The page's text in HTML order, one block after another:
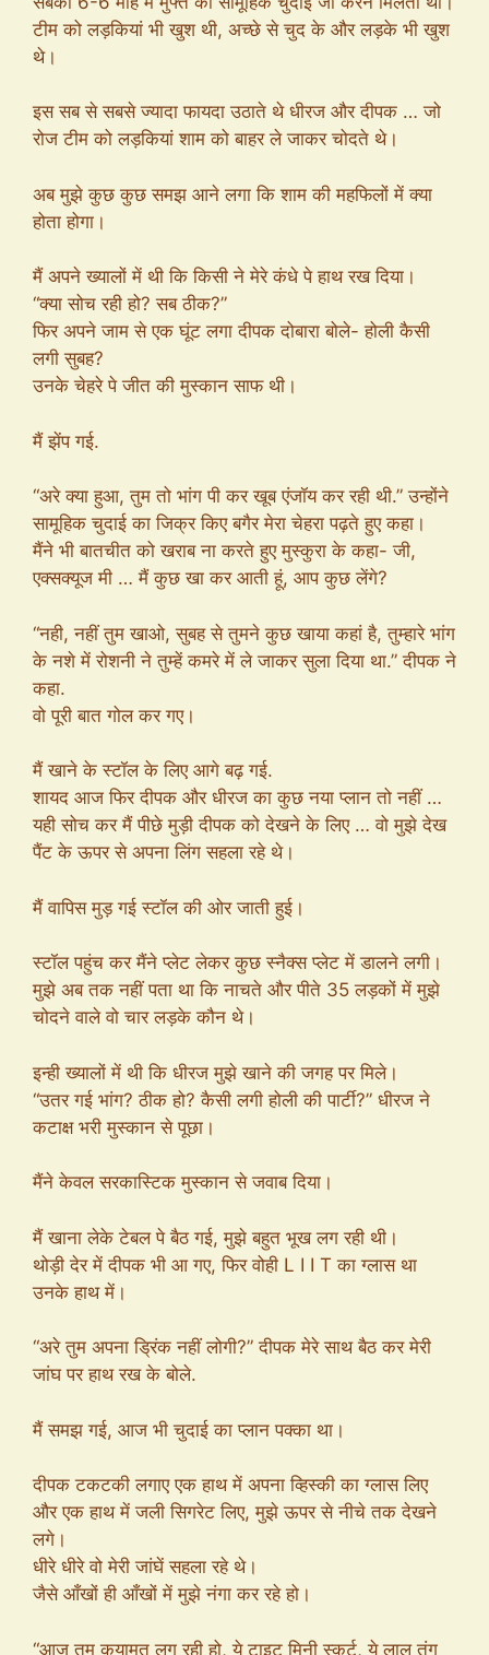
टीम को लड़कियां भी खुश थी, अच्छे से चुद के और लड़के भी खुश
थे।
इस सब से सबसे ज्यादा फायदा उठाते थे धीरज और दीपक … जो
रोज टीम को लड़कियां शाम को बाहर ले जाकर चोदते थे।
अब मुझे कुछ कुछ समझ आने लगा कि शाम की महफिलों में क्या
होता होगा।
मैं अपने ख्यालों में थी कि किसी ने मेरे कंधे पे हाथ रख दिया।
“क्या सोच रही हो? सब ठीक?”
फिर अपने जाम से एक घूंट लगा दीपक दोबारा बोले- होली कैसी
लगी सुबह?
उनके चेहरे पे जीत की मुस्कान साफ थी।
मैं झेंप गई.
“अरे क्या हुआ, तुम तो भांग पी कर खूब एंजॉय कर रही थी.” उन्होंने
सामूहिक चुदाई का जिक्र किए बगैर मेरा चेहरा पढ़ते हुए कहा।
मैंने भी बातचीत को खराब ना करते हुए मुस्कुरा के कहा- जी,
एक्सक्यूज मी … मैं कुछ खा कर आती हूं, आप कुछ लेंगे?
“नही, नहीं तुम खाओ, सुबह से तुमने कुछ खाया कहां है, तुम्हारे भांग
के नशे में रोशनी ने तुम्हें कमरे में ले जाकर सुला दिया था.” दीपक ने
कहा.
वो पूरी बात गोल कर गए।
मैं खाने के स्टॉल के लिए आगे बढ़ गई.
शायद आज फिर दीपक और धीरज का कुछ नया प्लान तो नहीं …
यही सोच कर मैं पीछे मुड़ी दीपक को देखने के लिए … वो मुझे देख
पैंट के ऊपर से अपना लिंग सहला रहे थे।
मैं वापिस मुड़ गई स्टॉल की ओर जाती हुई।
स्टॉल पहुंच कर मैंने प्लेट लेकर कुछ स्नैक्स प्लेट में डालने लगी।
मुझे अब तक नहीं पता था कि नाचते और पीते 35 लड़कों में मुझे
चोदने वाले वो चार लड़के कौन थे।
इन्ही ख्यालों में थी कि धीरज मुझे खाने की जगह पर मिले।
“उतर गई भांग? ठीक हो? कैसी लगी होली की पार्टी?” धीरज ने
कटाक्ष भरी मुस्कान से पूछा।
मैंने केवल सरकास्टिक मुस्कान से जवाब दिया।
मैं खाना लेके टेबल पे बैठ गई, मुझे बहुत भूख लग रही थी।
थोड़ी देर में दीपक भी आ गए, फिर वोही L I I T का ग्लास था
उनके हाथ में।
“अरे तुम अपना ड्रिंक नहीं लोगी?” दीपक मेरे साथ बैठ कर मेरी
जांघ पर हाथ रख के बोले.
मैं समझ गई, आज भी चुदाई का प्लान पक्का था।
दीपक टकटकी लगाए एक हाथ में अपना व्हिस्की का ग्लास लिए
और एक हाथ में जली सिगरेट लिए, मुझे ऊपर से नीचे तक देखने
लगे।
धीरे धीरे वो मेरी जांघें सहला रहे थे।
जैसे आँखों ही आँखों में मुझे नंगा कर रहे हो।
“आज तुम कयामत लग रही हो, ये टाइट मिनी स्कर्ट, ये लाल तंग